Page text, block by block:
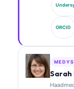
Officer
Dr.ORCID
Sarah